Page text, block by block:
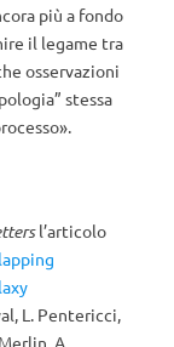
più a fondo
il legame tra
osservazioni
stessa
l’articolo
L. Pentericci,
A.